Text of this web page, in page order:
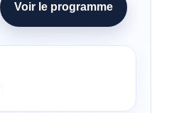
Voir le programme